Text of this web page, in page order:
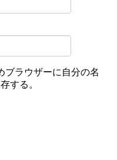
ブラウザーに自分の名
する。